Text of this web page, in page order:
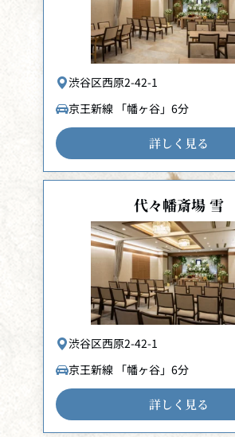
渋谷区西原2-42-1
京王新線 「幡ヶ谷」6分
詳しく見る
代々幡斎場 雪
渋谷区西原2-42-1
京王新線 「幡ヶ谷」6分
詳しく見る